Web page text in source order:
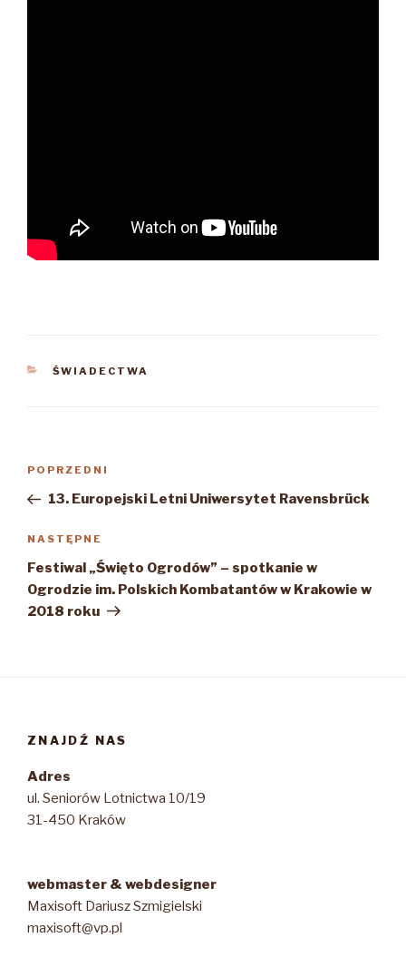
KATEGORIE
ŚWIADECTWA
Poprzedni
wpis
POPRZEDNI
13. Europejski Letni Uniwersytet Ravensbrück
Następny
wpis
NASTĘPNE
Festiwal „Święto Ogrodów” – spotkanie w
Ogrodzie im. Polskich Kombatantów w Krakowie w
2018 roku
ZNAJDŹ NAS
Adres
ul. Seniorów Lotnictwa 10/19
31-450 Kraków
webmaster & webdesigner
Maxisoft Dariusz Szmigielski
maxisoft@vp.pl